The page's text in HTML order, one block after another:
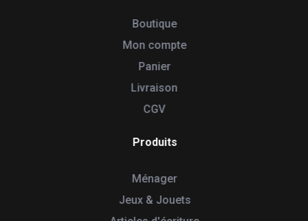
Boutique
Mon compte
Panier
Livraison
CGV
Produits
Ménager
Jeux & Jouets